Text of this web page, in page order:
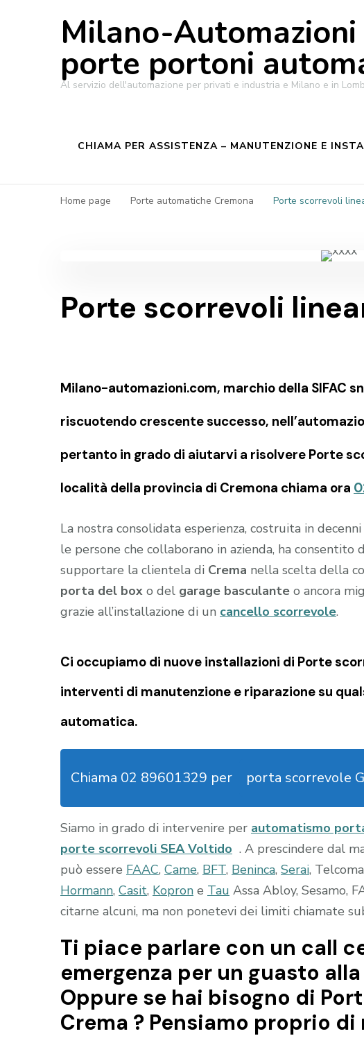
Milano-
porte portoni
Al servizio dell'automazione per privati e industria e Milano e in
CHIAMA PER ASSISTENZA – MANUTENZIONE E
Home page Porte automatiche Cremona Porte scorrevoli
Porte scorrevoli
Milano-automazioni.com, marchio della SIFAC
riscuotendo crescente successo,
pertanto in grado di aiutarvi a risolvere Porte
località della provincia di Cremona chiama ora
La nostra consolidata esperienza, costruita in
le persone che collaborano in azienda, ha
supportare la clientela di Crema nella scelta della
porta del box o del garage basculante o ancora
grazie all’installazione di un cancello scorrevole.
Ci occupiamo di nuove installazioni di Porte
interventi di manutenzione e riparazione su
automatica.
Chiama 02 89601329 per porta scorrevole
Siamo in grado di intervenire per automatismo
porte scorrevoli SEA Voltido . A prescindere dal
può essere FAAC, Came, BFT, Beninca, Serai,
Hormann, Casit, Kopron e Tau Assa Abloy, Sesamo,
citarne alcuni, ma non ponetevi dei limiti chiamate
Ti piace parlare con un call
emergenza per un guasto
Oppure se hai bisogno di
Crema ? Pensiamo proprio di